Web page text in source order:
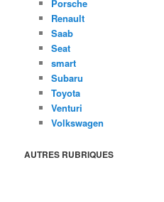
Porsche
Renault
Saab
Seat
smart
Subaru
Toyota
Venturi
Volkswagen
AUTRES RUBRIQUES